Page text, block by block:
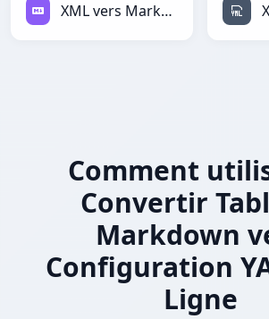
XML vers Markdown
Comment
Convertir
Markdown
Configuration
Ligne